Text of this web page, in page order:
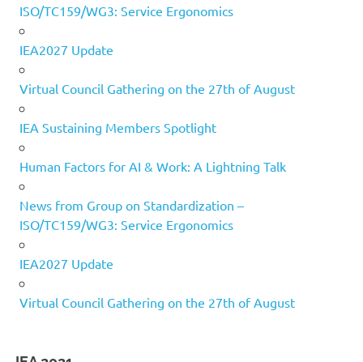
ISO/TC159/WG3: Service Ergonomics
IEA2027 Update
Virtual Council Gathering on the 27th of August
IEA Sustaining Members Spotlight
Human Factors for AI & Work: A Lightning Talk
News from Group on Standardization –
ISO/TC159/WG3: Service Ergonomics
IEA2027 Update
Virtual Council Gathering on the 27th of August